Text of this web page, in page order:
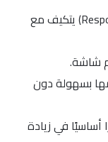
إنشاء تصميم متجاوب (Responsive Design) يتكيف مع
شاشة.
بسهولة دون
في زيادة